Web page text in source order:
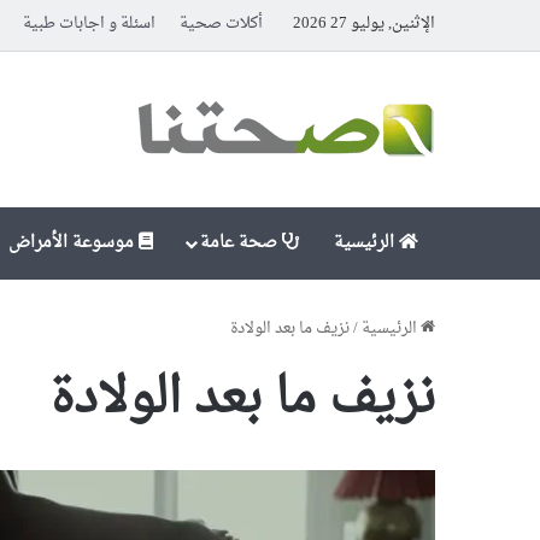
الإثنين, يوليو 27 2026 أكلات صحية اسئلة و اجابات طبية
الرئيسية صحة عامة موسوعة الأمراض
الرئيسية/نزيف ما بعد الولادة
نزيف ما بعد الولادة